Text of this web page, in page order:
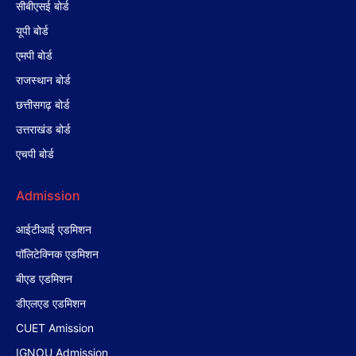
सीबीएसई बोर्ड
यूपी बोर्ड
एमपी बोर्ड
राजस्थान बोर्ड
छत्तीसगढ़ बोर्ड
उत्तराखंड बोर्ड
एचपी बोर्ड
Admission
आईटीआई एडमिशन
पॉलिटेक्निक एडमिशन
बीएड एडमिशन
डीएलएड एडमिशन
CUET Amission
IGNOU Admission